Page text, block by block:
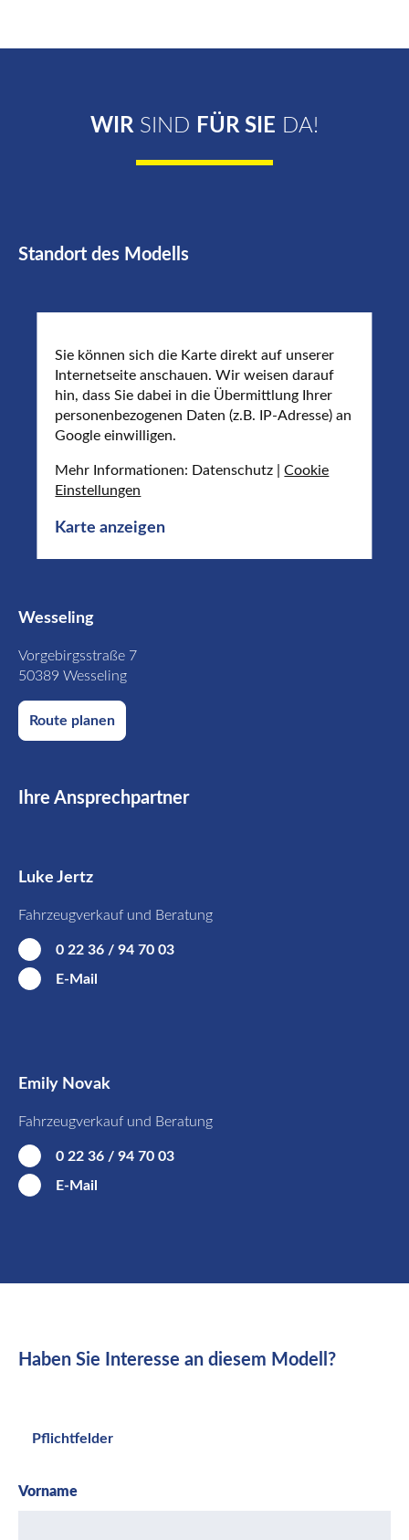
WIR SIND FÜR SIE DA!
Standort des Modells
Sie können sich die Karte direkt auf unserer
Internetseite anschauen. Wir weisen darauf
hin, dass Sie dabei in die Übermittlung Ihrer
personenbezogenen Daten (z.B. IP-Adresse) an
Google einwilligen.
Mehr Informationen: Datenschutz |Cookie
Einstellungen
Karte anzeigen
Wesseling
Vorgebirgsstraße 7
50389 Wesseling
Route planen
Ihre Ansprechpartner
Luke Jertz
Fahrzeugverkauf und Beratung
0 22 36 / 94 70 03
E-Mail
Emily Novak
Fahrzeugverkauf und Beratung
0 22 36 / 94 70 03
E-Mail
Haben Sie Interesse an diesem Modell?
Pflichtfelder
Vorname